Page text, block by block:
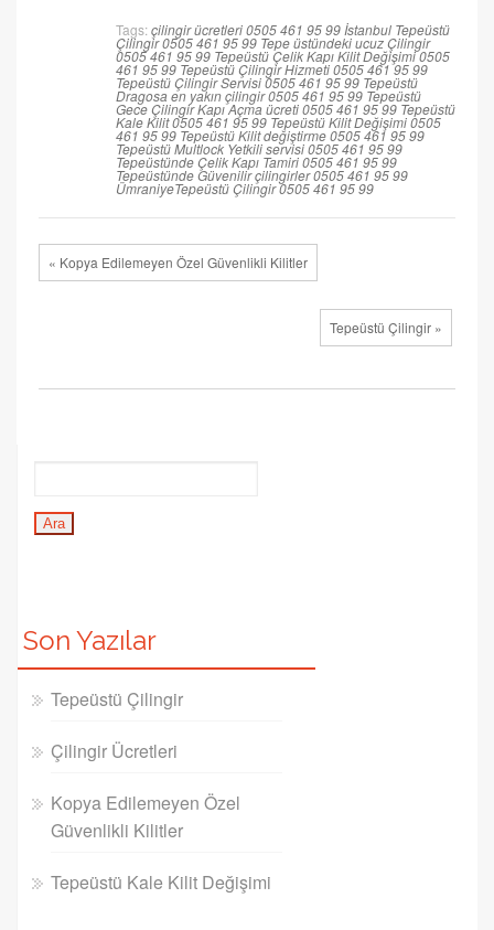
Tags: çilingir ücretleri 0505 461 95 99 İstanbul Tepeüstü
Çilingir 0505 461 95 99 Tepe üstündeki ucuz Çilingir
0505 461 95 99 Tepeüstü Çelik Kapı Kilit Değişimi 0505
461 95 99 Tepeüstü Çilingir Hizmeti 0505 461 95 99
Tepeüstü Çilingir Servisi 0505 461 95 99 Tepeüstü
Dragosa en yakın çilingir 0505 461 95 99 Tepeüstü
Gece Çilingir Kapı Açma ücreti 0505 461 95 99 Tepeüstü
Kale Kilit 0505 461 95 99 Tepeüstü Kilit Değişimi 0505
461 95 99 Tepeüstü Kilit değiştirme 0505 461 95 99
Tepeüstü Multlock Yetkili servisi 0505 461 95 99
Tepeüstünde Çelik Kapı Tamiri 0505 461 95 99
Tepeüstünde Güvenilir çilingirler 0505 461 95 99
ÜmraniyeTepeüstü Çilingir 0505 461 95 99
« Kopya Edilemeyen Özel Güvenlikli Kilitler
Tepeüstü Çilingir »
Son Yazılar
Tepeüstü Çilingir
Çilingir Ücretleri
Kopya Edilemeyen Özel
Güvenlikli Kilitler
Tepeüstü Kale Kilit Değişimi